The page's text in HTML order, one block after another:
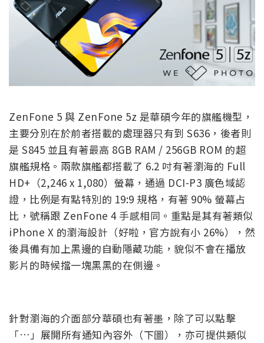
ZenFone 5 與 ZenFone 5z 是華碩今年的旗艦機型，
主要分別在於前者搭載的處理器只有到 S636，後者則
是 S845 並且有著最高 8GB RAM / 256GB ROM 的超
旗艦規格。兩款旗艦都搭載了 6.2 吋有著瀏海的 Full
HD+（2,246 x 1,080）螢幕，通過 DCI-P3 廣色域認
證，比例是有點特別的 19:9 規格，有著 90% 螢幕占
比，號稱跟 ZenFone 4 手感相同。重點是其有著類似
iPhone X 的瀏海設計（好啦，官方說有小 26%），然
後具備有加上黑邊的自動隱藏功能，貌似不會在播放
影片的時候擋一塊黑黑的在側邊。
針對瀏海的介面部分華碩也有著墨，除了可以點擊
「…」展開所有通知內容外（下圖），亦可提供類似